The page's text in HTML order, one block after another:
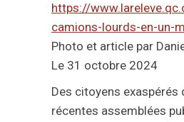
https://
camions-lourds-en-un-
Photo et article par
Le 31 octobre 2024
Des citoyens
récentes assemblées